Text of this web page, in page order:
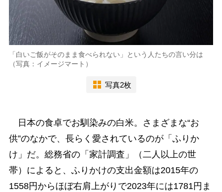
「白いご飯がそのまま食べられない」という人たちの言い分は
（写真：イメージマート）
写真2枚
日本の食卓でお馴染みの白米。さまざまな“お
供”のなかで、長らく愛されているのが「ふりか
け」だ。総務省の「家計調査」（二人以上の世
帯）によると、ふりかけの支出金額は2015年の
1558円からほぼ右肩上がりで2023年には1781円ま